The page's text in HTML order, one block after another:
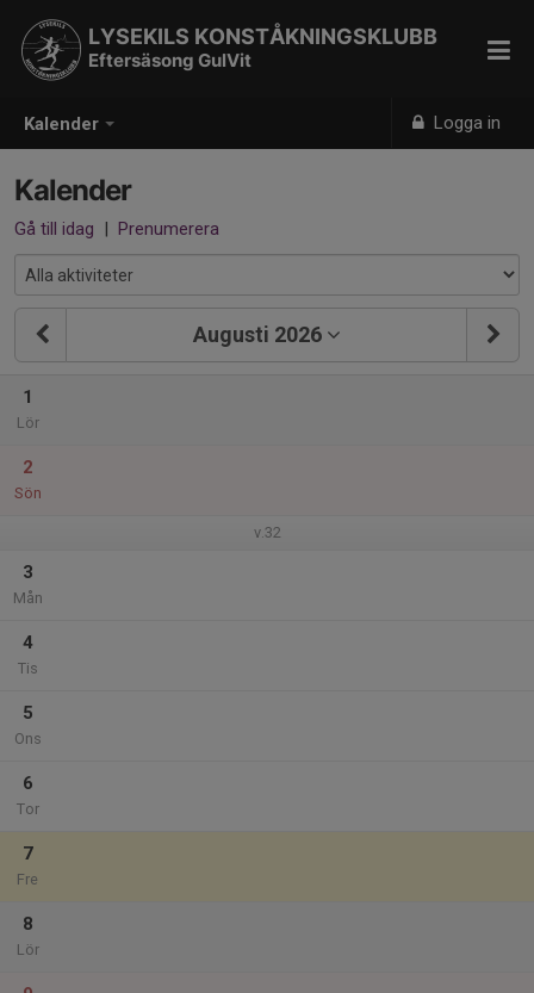
Kalender Logga in
LYSEKILS KONSTÅKNINGSKLUBB
Eftersäsong GulVit
Kalender
Gå till idag | Prenumerera
Augusti 2026
1
Lör
2
Sön
v.32
3
Mån
4
Tis
5
Ons
6
Tor
7
Fre
8
Lör